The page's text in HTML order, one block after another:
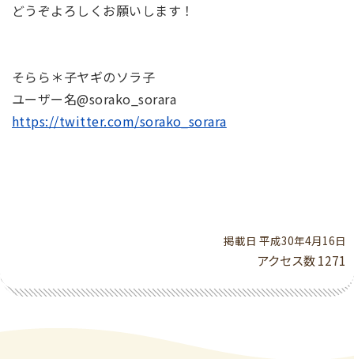
どうぞよろしくお願いします！
そらら＊子ヤギのソラ子
ユーザー名@sorako_sorara
https://twitter.com/sorako_sorara
掲載日 平成30年4月16日
アクセス数1271